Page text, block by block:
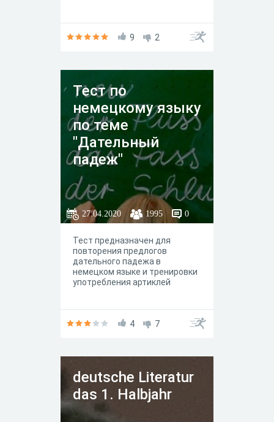
9 2
Тест по
немецкому языку
по теме
"Дательный
падеж"
27.04.2020 1995 0
Тест предназначен для
повторения предлогов
дательного падежа в
немецком языке и тренировки
употребления артиклей
4 7
deutsche Literatur
das 1. Halbjahr